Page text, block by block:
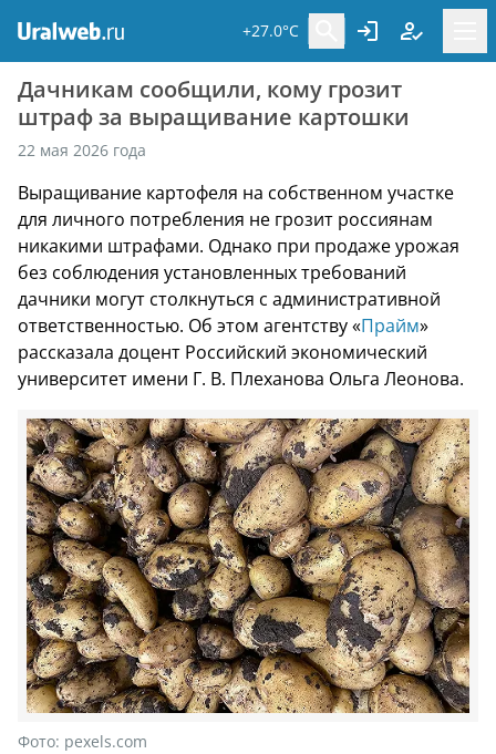
+27.0°C
Дачникам сообщили, кому грозит
штраф за выращивание картошки
22 мая 2026 года
Выращивание картофеля на собственном участке
для личного потребления не грозит россиянам
никакими штрафами. Однако при продаже урожая
без соблюдения установленных требований
дачники могут столкнуться с административной
ответственностью. Об этом агентству «Прайм»
рассказала доцент Российский экономический
университет имени Г. В. Плеханова Ольга Леонова.
Фото: pexels.com